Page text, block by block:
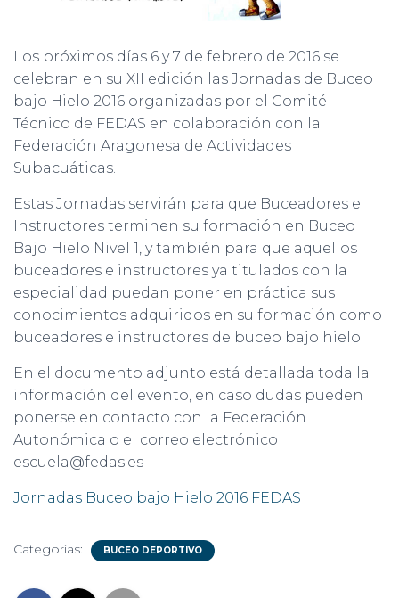
Los próximos días 6 y 7 de febrero de 2016 se
celebran en su XII edición las Jornadas de Buceo
bajo Hielo 2016 organizadas por el Comité
Técnico de FEDAS en colaboración con la
Federación Aragonesa de Actividades
Subacuáticas.
Estas Jornadas servirán para que Buceadores e
Instructores terminen su formación en Buceo
Bajo Hielo Nivel 1, y también para que aquellos
buceadores e instructores ya titulados con la
especialidad puedan poner en práctica sus
conocimientos adquiridos en su formación como
buceadores e instructores de buceo bajo hielo.
En el documento adjunto está detallada toda la
información del evento, en caso dudas pueden
ponerse en contacto con la Federación
Autonómica o el correo electrónico
escuela@fedas.es
Jornadas Buceo bajo Hielo 2016 FEDAS
Categorías: BUCEO DEPORTIVO